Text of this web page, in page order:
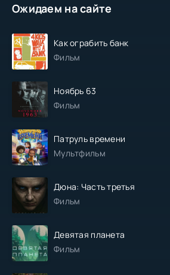
Ожидаем на сайте
Как ограбить банк
Фильм
Ноябрь 63
Фильм
Патруль времени
Мультфильм
Дюна: Часть третья
Фильм
Девятая планета
Фильм